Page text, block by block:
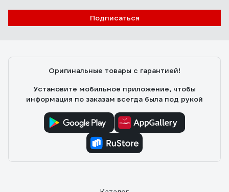
Подписаться
Оригинальные товары с гарантией!
Установите мобильное приложение, чтобы
информация по заказам всегда была под рукой